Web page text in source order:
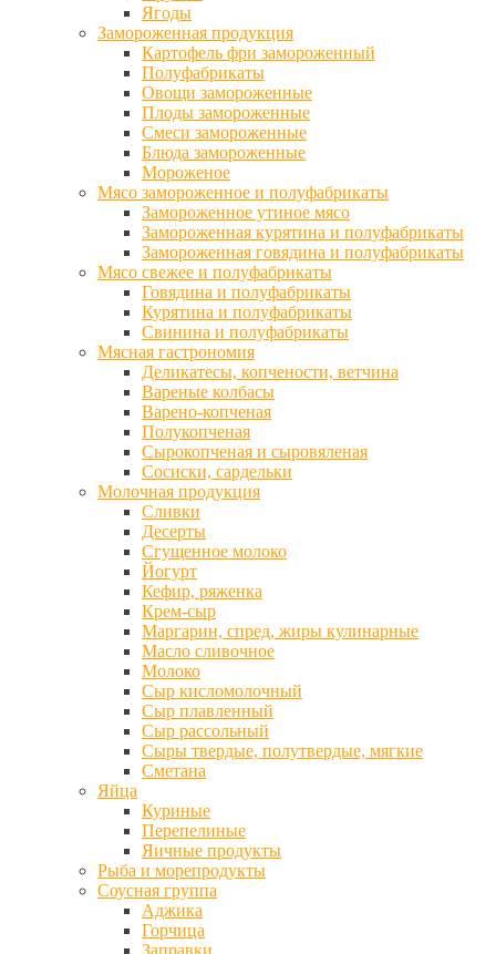
Ягоды
Замороженная продукция
Картофель фри замороженный
Полуфабрикаты
Овощи замороженные
Плоды замороженные
Смеси замороженные
Блюда замороженные
Мороженое
Мясо замороженное и полуфабрикаты
Замороженное утиное мясо
Замороженная курятина и полуфабрикаты
Замороженная говядина и полуфабрикаты
Мясо свежее и полуфабрикаты
Говядина и полуфабрикаты
Курятина и полуфабрикаты
Свинина и полуфабрикаты
Мясная гастрономия
Деликатесы, копчености, ветчина
Вареные колбасы
Варено-копченая
Полукопченая
Сырокопченая и сыровяленая
Сосиски, сардельки
Молочная продукция
Сливки
Десерты
Сгущенное молоко
Йогурт
Кефир, ряженка
Крем-сыр
Маргарин, спред, жиры кулинарные
Масло сливочное
Молоко
Сыр кисломолочный
Сыр плавленный
Сыр рассольный
Сыры твердые, полутвердые, мягкие
Сметана
Яйца
Куриные
Перепелиные
Яичные продукты
Рыба и морепродукты
Соусная группа
Аджика
Горчица
Заправки